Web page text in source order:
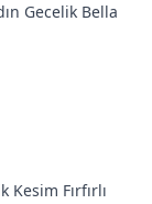
Gecelik Bella
Fırfırlı